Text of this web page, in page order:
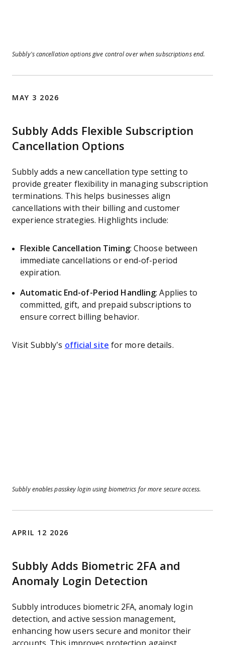
Subbly’s cancellation options give control over when subscriptions end.
MAY 3 2026
Subbly Adds Flexible Subscription
Cancellation Options
Subbly adds a new cancellation type setting to
provide greater flexibility in managing subscription
terminations. This helps businesses align
cancellations with their billing and customer
experience strategies. Highlights include:
Flexible Cancellation Timing: Choose between
immediate cancellations or end-of-period
expiration.
Automatic End-of-Period Handling: Applies to
committed, gift, and prepaid subscriptions to
ensure correct billing behavior.
Visit Subbly’s official site for more details.
Subbly enables passkey login using biometrics for more secure access.
APRIL 12 2026
Subbly Adds Biometric 2FA and
Anomaly Login Detection
Subbly introduces biometric 2FA, anomaly login
detection, and active session management,
enhancing how users secure and monitor their